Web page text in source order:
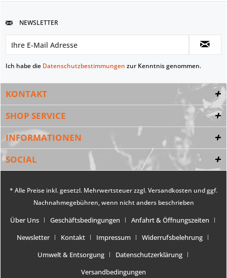
NEWSLETTER
Ich habe die Datenschutzbestimmungen zur Kenntnis genommen.
KONTAKT
SHOP SERVICE
INFORMATIONEN
SOCIAL
* Alle Preise inkl. gesetzl. Mehrwertsteuer zzgl.Versandkosten und ggf.
Nachnahmegebühren, wenn nicht anders beschrieben
Über Uns Geschäftsbedingungen
Anfahrt & Öffnungszeiten
Newsletter
Kontakt Impressum
Widerrufsbelehrung
Umwelt & Entsorgung
Datenschutzerklärung
Versandbedingungen